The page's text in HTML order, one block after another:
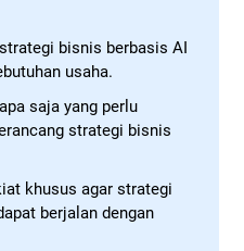
bisnis berbasis AI
usaha.
saja yang perlu
strategi bisnis
khusus agar strategi
berjalan dengan